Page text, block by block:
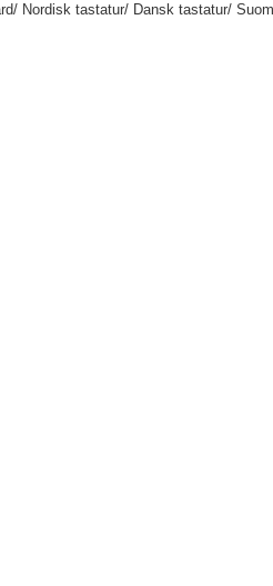
Nordisk tastatur/ Dansk tastatur/